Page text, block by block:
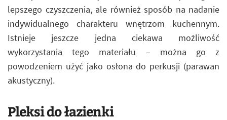
lepszego czyszczenia, ale również sposób na nadanie
indywidualnego charakteru wnętrzom kuchennym.
Istnieje jeszcze jedna ciekawa możliwość
wykorzystania tego materiału – można go z
powodzeniem użyć jako osłona do perkusji (parawan
akustyczny).
Pleksi do łazienki